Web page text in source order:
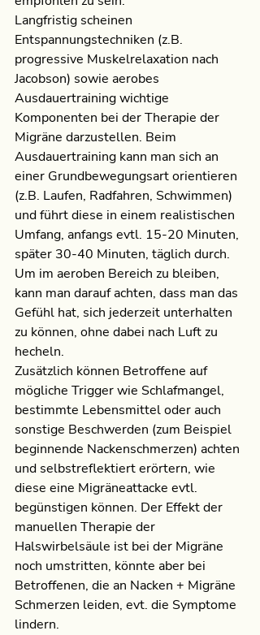
Langfristig scheinen
Entspannungstechniken (z.B.
progressive Muskelrelaxation nach
Jacobson) sowie aerobes
Ausdauertraining wichtige
Komponenten bei der Therapie der
Migräne darzustellen. Beim
Ausdauertraining kann man sich an
einer Grundbewegungsart orientieren
(z.B. Laufen, Radfahren, Schwimmen)
und führt diese in einem realistischen
Umfang, anfangs evtl. 15-20 Minuten,
später 30-40 Minuten, täglich durch.
Um im aeroben Bereich zu bleiben,
kann man darauf achten, dass man das
Gefühl hat, sich jederzeit unterhalten
zu können, ohne dabei nach Luft zu
hecheln.
Zusätzlich können Betroffene auf
mögliche Trigger wie Schlafmangel,
bestimmte Lebensmittel oder auch
sonstige Beschwerden (zum Beispiel
beginnende Nackenschmerzen) achten
und selbstreflektiert erörtern, wie
diese eine Migräneattacke evtl.
begünstigen können. Der Effekt der
manuellen Therapie der
Halswirbelsäule ist bei der Migräne
noch umstritten, könnte aber bei
Betroffenen, die an Nacken + Migräne
Schmerzen leiden, evt. die Symptome
lindern.